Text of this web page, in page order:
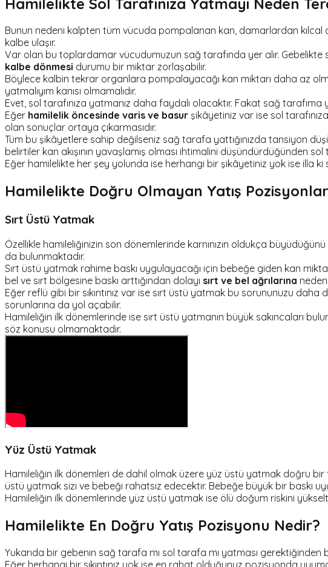
Bunun nedeni kalpten tüm vücuda pompalanan kan, damarlardan
kalbe ulaşır.
Var olan bu toplardamar vücudumuzun sağ tarafında yer alır.
kalbe dönmesi durumu bir miktar zorlaşabilir.
Böylece kalbin tekrar organlara pompalayacağı kan miktarı daha az
yatmalıyım kanısı olmamalıdır.
Evet, sol tarafınıza yatmanız daha faydalı olacaktır. Fakat sağ
Eğer hamilelik öncesinde varis ve basur şikâyetiniz var ise sol
olan sonuçlar ortaya çıkarmasıdır.
Tüm bu şikâyetlere sahip değilseniz sağ tarafa yattığınızda tansiyon
belirtiler kan akışının yavaşlamış olması ihtimalini düşündürdüğünden
Eğer hamilelikte her şey yolunda ise herhangi bir şikâyetiniz yok ise illa ki
Hamilelikte Doğru Olmayan Yatış
Sırt Üstü Yatmak
Özellikle hamileliğinizin son dönemlerinde karnınızın oldukça
da bulunmaktadır.
Sırt üstü yatmak rahime baskı uygulayacağı için bebeğe giden kan
bel ve sırt bölgesine baskı arttığından dolayı sırt ve bel ağrılarına
Eğer reflü gibi bir sıkıntınız var ise sırt üstü yatmak bu sorununuzu
sorunlarına da yol açabilir.
Hamileliğin ilk dönemlerinde ise sırt üstü yatmanın büyük sakıncaları
söz konusu olmamaktadır.
Yüz Üstü Yatmak
Hamileliğin ilk dönemleri de dahil olmak üzere yüz üstü yatmak doğru bir
üstü yatmak sizi ve bebeği rahatsız edecektir. Bebeğe büyük bir baskı
Hamileliğin ilk dönemlerinde yüz üstü yatmak ise ölü doğum riskini
Hamilelikte En Doğru Yatış Pozisyonu Nedir?
Yukarıda bir gebenin sağ tarafa mı sol tarafa mı yatması